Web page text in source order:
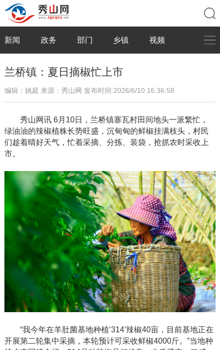
新闻 政务 部门 乡镇 视频
兰桥镇：夏日摘椒忙上市
编辑：姚庭 来源：秀山网 发布时间:2026/6/10 16:36:58
秀山网讯6月10日，兰桥镇寨瓦村田间地头一派繁忙，
绿油油的辣椒植株长势旺盛，沉甸甸的鲜椒挂满枝头，村民
们趁着晴好天气，忙着采摘、分拣、装袋，抢抓农时采收上
市。
“我今年在羊肚菌基地种植‘314’辣椒40亩，目前基地正在
开展第二轮集中采摘，本轮预计可采收鲜椒4000斤。”当地种